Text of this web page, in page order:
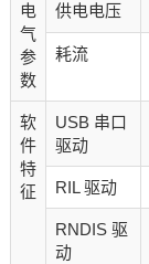
电
气
参
数
供电电压
耗流
软
件
特
征
USB 串口
驱动
RIL 驱动
RNDIS 驱
动